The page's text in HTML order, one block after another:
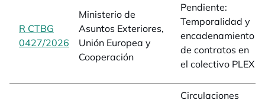
R CTBG
0427/2026 opens in a new tab
Ministerio de
Asuntos Exteriores,
Unión Europea y
Cooperación
Pendiente:
Temporalidad y
encadenamiento
de contratos en
el colectivo PLEX
Circulaciones